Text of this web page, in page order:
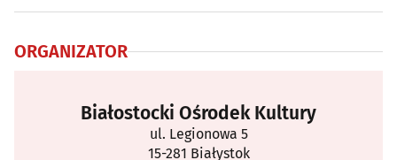
ORGANIZATOR
Białostocki Ośrodek Kultury
ul. Legionowa 5
15-281 Białystok